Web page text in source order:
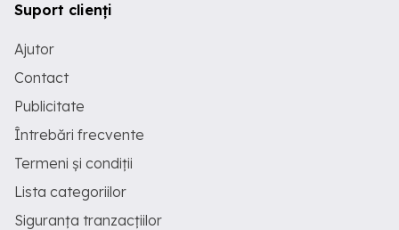
Suport clienți
Ajutor
Contact
Publicitate
Întrebări frecvente
Termeni și condiții
Lista categoriilor
Siguranța tranzacțiilor